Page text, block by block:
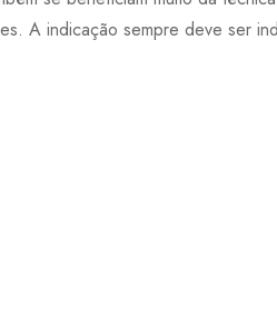
A indicação sempre deve ser